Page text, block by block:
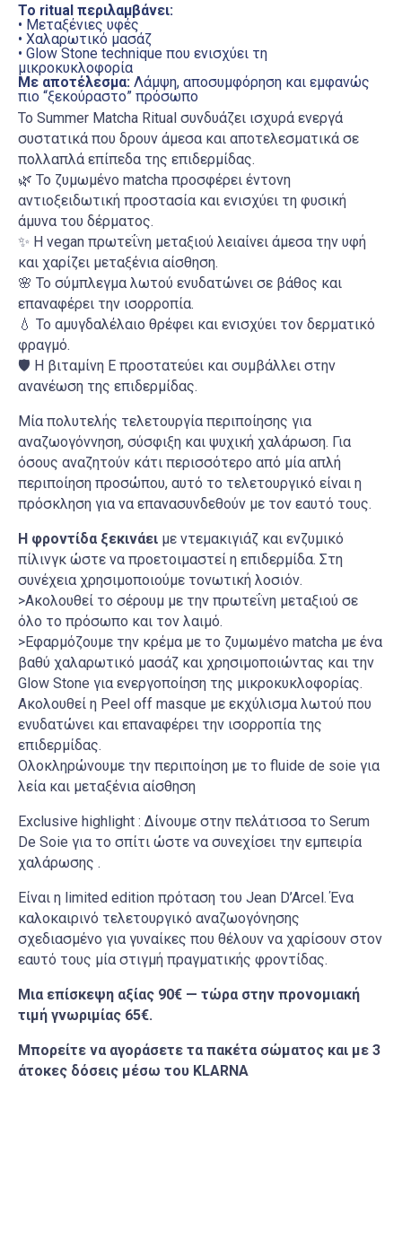
Το ritual περιλαμβάνει:
• Μεταξένιες υφές
• Χαλαρωτικό μασάζ
• Glow Stone technique που ενισχύει τη
μικροκυκλοφορία
Με αποτέλεσμα: Λάμψη, αποσυμφόρηση και εμφανώς
πιο “ξεκούραστο” πρόσωπο
Το Summer Matcha Ritual συνδυάζει ισχυρά ενεργά
συστατικά που δρουν άμεσα και αποτελεσματικά σε
πολλαπλά επίπεδα της επιδερμίδας.
🌿 Το ζυμωμένο matcha προσφέρει έντονη
αντιοξειδωτική προστασία και ενισχύει τη φυσική
άμυνα του δέρματος.
✨ Η vegan πρωτεΐνη μεταξιού λειαίνει άμεσα την υφή
και χαρίζει μεταξένια αίσθηση.
🌸 Το σύμπλεγμα λωτού ενυδατώνει σε βάθος και
επαναφέρει την ισορροπία.
💧 Το αμυγδαλέλαιο θρέφει και ενισχύει τον δερματικό
φραγμό.
🛡️ Η βιταμίνη Ε προστατεύει και συμβάλλει στην
ανανέωση της επιδερμίδας.
Μία πολυτελής τελετουργία περιποίησης για
αναζωογόννηση, σύσφιξη και ψυχική χαλάρωση. Για
όσους αναζητούν κάτι περισσότερο από μία απλή
περιποίηση προσώπου, αυτό το τελετουργικό είναι η
πρόσκληση για να επανασυνδεθούν με τον εαυτό τους.
Η φροντίδα ξεκινάει με ντεμακιγιάζ και ενζυμικό
πίλινγκ ώστε να προετοιμαστεί η επιδερμίδα. Στη
συνέχεια χρησιμοποιούμε τονωτική λοσιόν.
>Ακολουθεί το σέρουμ με την πρωτεΐνη μεταξιού σε
όλο το πρόσωπο και τον λαιμό.
>Εφαρμόζουμε την κρέμα με το ζυμωμένο matcha με ένα
βαθύ χαλαρωτικό μασάζ και χρησιμοποιώντας και την
Glow Stone για ενεργοποίηση της μικροκυκλοφορίας.
Ακολουθεί η Peel off masque με εκχύλισμα λωτού που
ενυδατώνει και επαναφέρει την ισορροπία της
επιδερμίδας.
Ολοκληρώνουμε την περιποίηση με το fluide de soie για
λεία και μεταξένια αίσθηση
Exclusive highlight : Δίνουμε στην πελάτισσα το Serum
De Soie για το σπίτι ώστε να συνεχίσει την εμπειρία
χαλάρωσης .
Είναι η limited edition πρόταση του Jean D’Arcel. Ένα
καλοκαιρινό τελετουργικό αναζωογόνησης
σχεδιασμένο για γυναίκες που θέλουν να χαρίσουν στον
εαυτό τους μία στιγμή πραγματικής φροντίδας.
Μια επίσκεψη αξίας 90€ — τώρα στην προνομιακή
τιμή γνωριμίας 65€.
Μπορείτε να αγοράσετε τα πακέτα σώματος και με 3
άτοκες δόσεις μέσω του KLARNA